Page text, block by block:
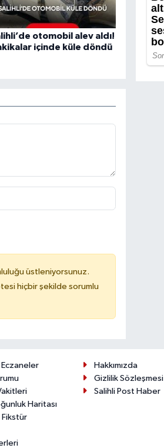
otomobil alev aldı!
içinde küle döndü
üstleniyorsunuz.
hiçbir şekilde sorumlu
Haritası
Fikstür
Hakkımızda
Gizlilik Sözleşmesi
Salihli Post Haber